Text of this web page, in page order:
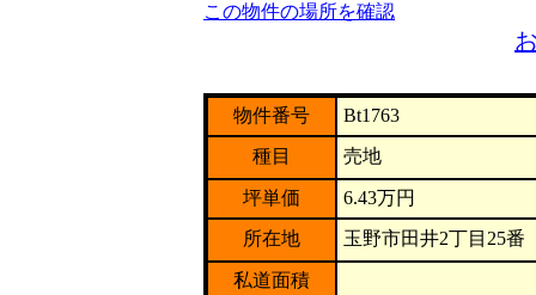
この物件の場所を確認
物件番号
Bt1763
種目
売地
坪単価
6.43万円
所在地
玉野市田井2丁目25番
私道面積